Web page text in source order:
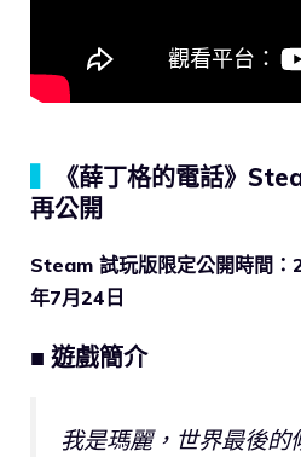
《薛丁格的電話》
再公開
Steam 試玩版限定公開時間
年7月24日
■ 遊戲簡介
我是瑪麗，世界最後的